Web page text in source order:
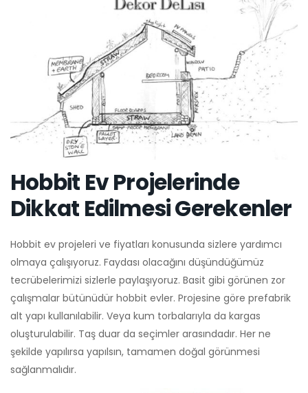
Hobbit Ev Projelerinde
Dikkat Edilmesi Gerekenler
Hobbit ev projeleri ve fiyatları konusunda sizlere yardımcı
olmaya çalışıyoruz. Faydası olacağını düşündüğümüz
tecrübelerimizi sizlerle paylaşıyoruz. Basit gibi görünen zor
çalışmalar bütünüdür hobbit evler. Projesine göre prefabrik
alt yapı kullanılabilir. Veya kum torbalarıyla da kargas
oluşturulabilir. Taş duar da seçimler arasındadır. Her ne
şekilde yapılırsa yapılsın, tamamen doğal görünmesi
sağlanmalıdır.